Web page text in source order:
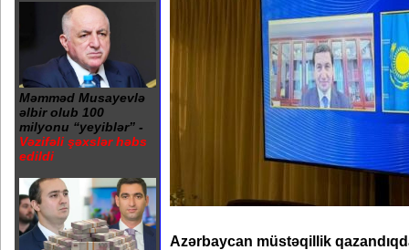
Məmməd Musayevlə
əlbir olub 100
milyonu “yeyiblər” -
Vəzifəli şəxslər həbs
edildi
Azərbaycan müstəqillik